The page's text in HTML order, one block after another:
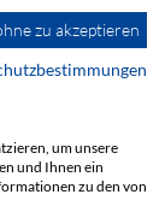
zu akzeptieren
um unsere
und Ihnen ein
zu den von